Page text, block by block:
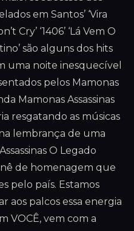
em Santos’ ‘Vira
Cry’ ‘1406’ ‘Lá Vem O
são alguns dos hits
uma noite inesquecível
pelos Mamonas
Mamonas Assassinas
resgatando as músicas
lembrança de uma
O Legado
de homenagem que
pelo país. Estamos
aos palcos essa energia
VOCÊ, vem com a